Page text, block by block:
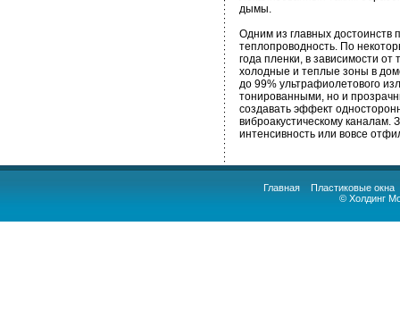
дымы.
Одним из главных достоинств
теплопроводность. По
года пленки, в зависимости
холодные и теплые зоны в
до 99% ультрафиолетового
тонированными, но и
создавать эффект
виброакустическому
интенсивность или вовсе
Главная
Пластиковые окна
© Холдинг